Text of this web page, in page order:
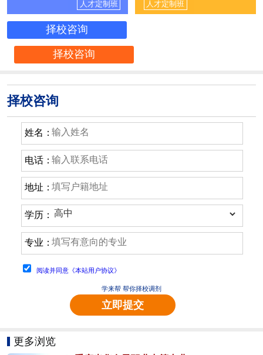
人才定制班 人才定制班
择校咨询
择校咨询
择校咨询
姓名：
电话：
地址：
学历：
专业：
阅读并同意《本站用户协议》
学来帮 帮你择校调剂
立即提交
更多浏览